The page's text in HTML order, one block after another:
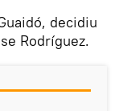
decidiu
Rodríguez.